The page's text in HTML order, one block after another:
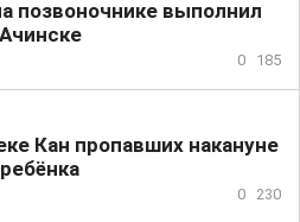
позвоночнике выполнил
0 185
Кан пропавших накануне
0 230